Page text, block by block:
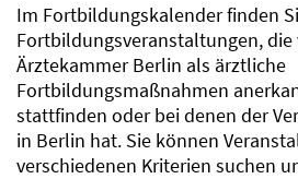
Im Fortbildungskalender finden
Fortbildungsveranstaltungen, die
Ärztekammer Berlin als ärztliche
Fortbildungsmaßnahmen
stattfinden oder bei denen der
in Berlin hat. Sie können
verschiedenen Kriterien suchen